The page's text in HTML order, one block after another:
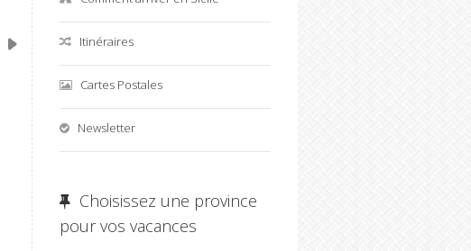
Itinéraires
Cartes Postales
Newsletter
Choisissez une province
pour vos vacances